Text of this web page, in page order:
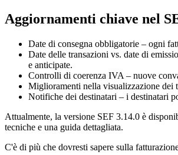
Aggiornamenti chiave nel
Date di consegna obbligatorie – ogni
Date delle transazioni vs. date di
e anticipate.
Controlli di coerenza IVA – nuove
Miglioramenti nella visualizzazione dei
Notifiche dei destinatari – i destinatari
Attualmente, la versione SEF 3.14.0 è
tecniche e una guida dettagliata.
C'è di più che dovresti sapere sulla